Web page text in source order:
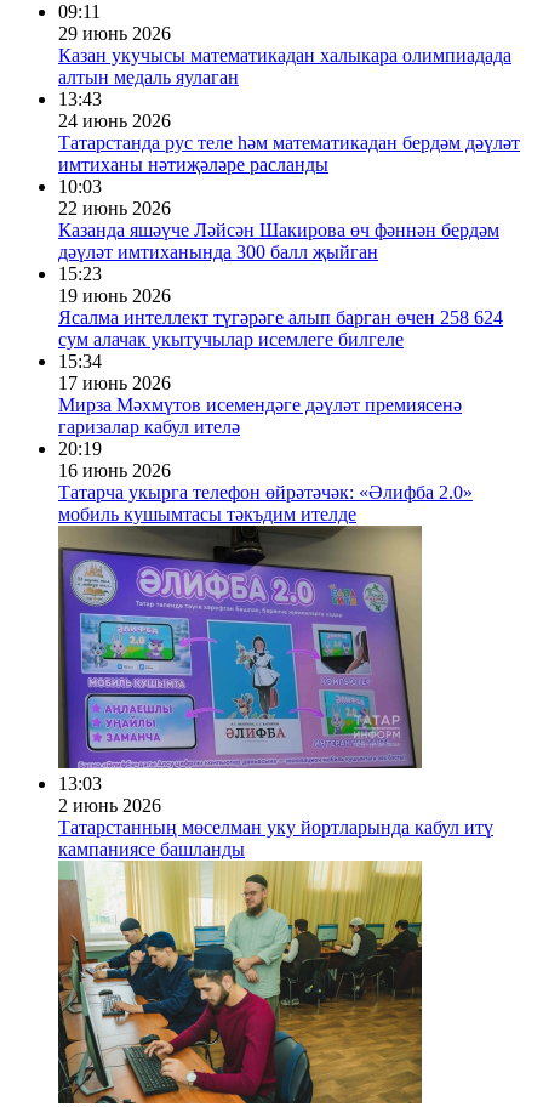
09:11
29 июнь 2026
Казан укучысы математикадан халыкара олимпиадада
алтын медаль яулаган
13:43
24 июнь 2026
Татарстанда рус теле һәм математикадан бердәм дәүләт
имтиханы нәтиҗәләре расланды
10:03
22 июнь 2026
Казанда яшәүче Ләйсән Шакирова өч фәннән бердәм
дәүләт имтиханында 300 балл җыйган
15:23
19 июнь 2026
Ясалма интеллект түгәрәге алып барган өчен 258 624
сум алачак укытучылар исемлеге билгеле
15:34
17 июнь 2026
Мирза Мәхмүтов исемендәге дәүләт премиясенә
гаризалар кабул ителә
20:19
16 июнь 2026
Татарча укырга телефон өйрәтәчәк: «Әлифба 2.0»
мобиль кушымтасы тәкъдим ителде
13:03
2 июнь 2026
Татарстанның мөселман уку йортларында кабул итү
кампаниясе башланды